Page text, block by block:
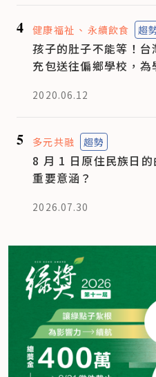
4 健康福祉 永續飲食 趨
孩子的肚子不能等！
充包送往偏鄉學校，
2020.06.12
5 多元共融 趨勢
8 月 1 日原住民族日
重要意涵？
2026.07.30